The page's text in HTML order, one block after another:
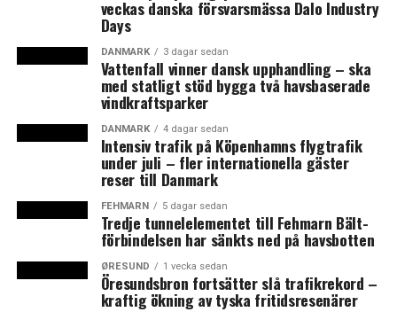
Konsert till minne av Kim Larsen i Köpenhamn på söndag
veckas danska försvarsmässa Dalo Industry
Days
DANMARK 3 dagar sedan
Vattenfall vinner dansk upphandling – ska
med statligt stöd bygga två havsbaserade
vindkraftsparker
DANMARK 4 dagar sedan
Intensiv trafik på Köpenhamns flygtrafik
under juli – fler internationella gäster
reser till Danmark
FEHMARN 5 dagar sedan
Tredje tunnelelementet till Fehmarn Bält-
förbindelsen har sänkts ned på havsbotten
ØRESUND 1 vecka sedan
Öresundsbron fortsätter slå trafikrekord –
kraftig ökning av tyska fritidsresenärer